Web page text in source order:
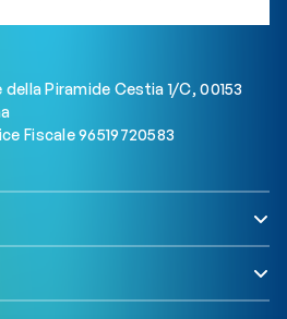
sulle aree
della Piramide Cestia 1/C, 00153
Fiscale 96519720583